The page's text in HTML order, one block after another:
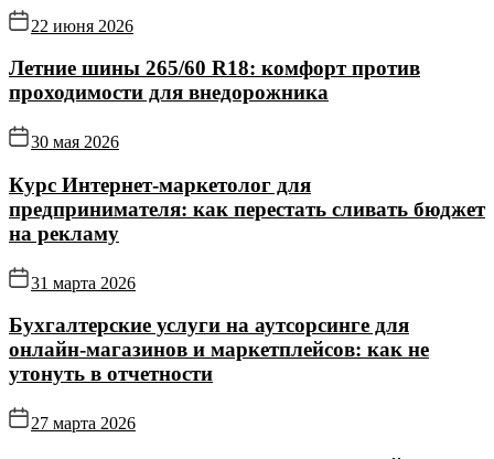
22 июня 2026
Летние шины 265/60 R18: комфорт против
проходимости для внедорожника
30 мая 2026
Курс Интернет‑маркетолог для
предпринимателя: как перестать сливать бюджет
на рекламу
31 марта 2026
Бухгалтерские услуги на аутсорсинге для
онлайн‑магазинов и маркетплейсов: как не
утонуть в отчетности
27 марта 2026